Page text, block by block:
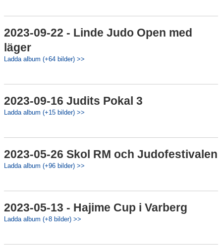
2023-09-22 - Linde Judo Open med
läger
Ladda album (+64 bilder) >>
2023-09-16 Judits Pokal 3
Ladda album (+15 bilder) >>
2023-05-26 Skol RM och Judofestivalen
Ladda album (+96 bilder) >>
2023-05-13 - Hajime Cup i Varberg
Ladda album (+8 bilder) >>